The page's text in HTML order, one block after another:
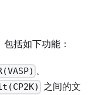
括如下功能：
、
之间的文